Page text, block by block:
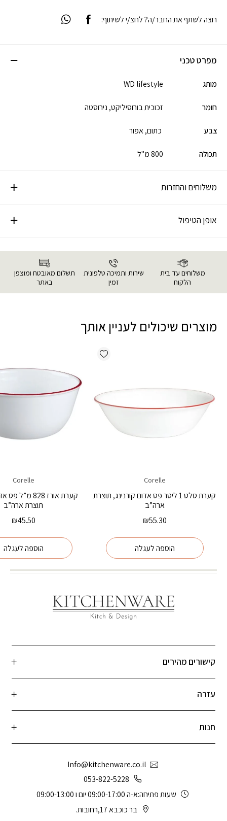
מפרט טכני
מותג WD lifestyle
חומר זכוכית בורוסיליקט, נירוסטה
צבע כתום,אפור
תכולה 800 מ"ל
משלוחים והחזרות
אופן הטיפול
משלוחים עד בית
הלקוח
שירות ותמיכה טלפונית
זמין
תשלום מאובטח ומוצפן
באתר
רוצה לשתף את החבר/ה? לחצ/י לשיתוף:
מוצרים שיכולים לעניין אותך
Add wishlist
Corelle
קערת סלט 1 ליטר פס אדום קורנינג, תוצרת
ארה”ב
₪55.30
הוספה לעגלה
Corelle
קערת אורז 828
תוצרת ארה”ב
₪45.50
הוספה לעגלה
קישורים מהירים
עזרה
חנות
Info@kitchenware.co.il
053-822-5228
שעות פתיחה:א-ה 09:00-17:00 יום ו 09:00-13:00
בר כוכבא 17,רחובות.